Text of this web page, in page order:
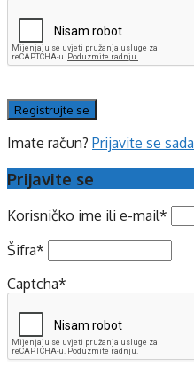
Imate račun? Prijavite se sada
Prijavite se
Korisničko ime ili e-mail*
Šifra*
Captcha*